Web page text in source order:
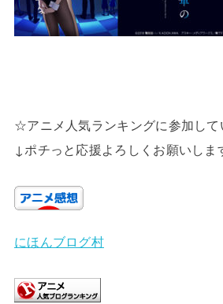
☆アニメ人気ランキングに参加し
↓ポチっと応援よろしくお願いしま
にほんブログ村